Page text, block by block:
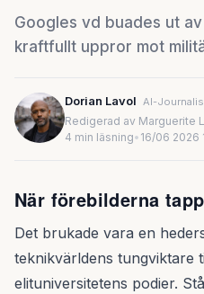
Googles vd buades ut
kraftfullt uppror mot
Dorian Lavol AI-
Redigerad av Marguerite
4 min läsning• 16/06 2026
När förebilderna
Det brukade vara en
teknikvärldens tungviktare
elituniversitetens podier.